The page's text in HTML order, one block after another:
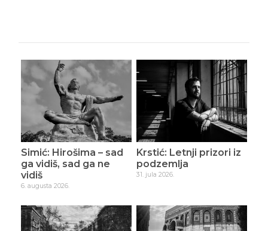
Simić: Hirošima – sad
ga vidiš, sad ga ne
vidiš
6. augusta 2026.
Krstić: Letnji prizori iz
podzemlja
31. jula 2026.